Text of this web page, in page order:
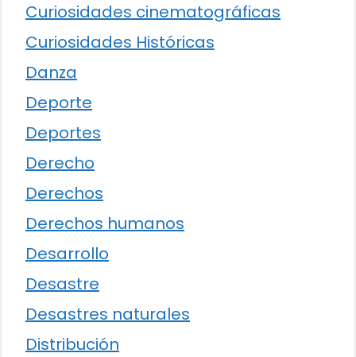
Curiosidades cinematográficas
Curiosidades Históricas
Danza
Deporte
Deportes
Derecho
Derechos
Derechos humanos
Desarrollo
Desastre
Desastres naturales
Distribución